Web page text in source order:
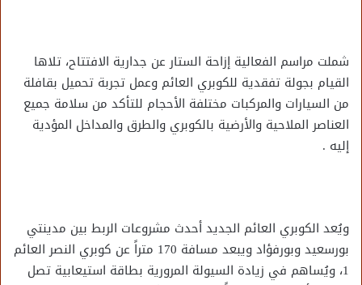
شملت مراسم الفعالية إزاحة الستار عن جدارية الافتتاح، تلاها
القيام بجولة تفقدية للكوبري العائم وعمل تجربة تحميل بقافلة
من السيارات والمركبات مختلفة الأحجام للتأكد من سلامة جميع
العناصر الملاحية والأرضية بالكوبري والطرق والمداخل المؤدية
إليه .
ويُعد الكوبري العائم الجديد أحدث مشروعات الربط بين مدينتي
بورسعيد وبورفؤاد ويبعد مسافة 170 متراً عن كوبري النصر العائم
1، ويُساهم في زيادة السيولة المرورية بطاقة استيعابية تصل